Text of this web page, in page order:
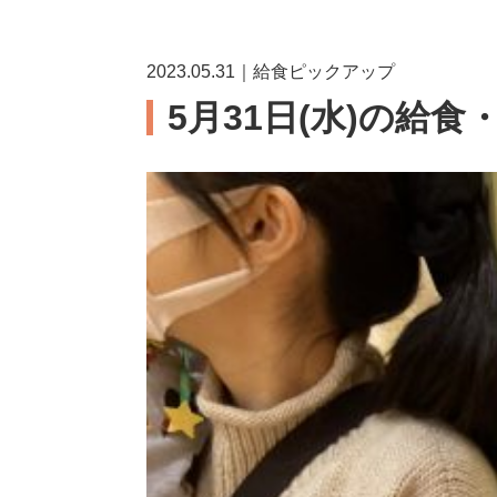
2023.05.31｜給食ピックアップ
5月31日(水)の給食